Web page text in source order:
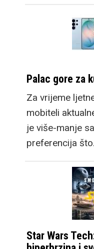
Palac gore za
Za vrijeme
mobiteli
je više-manje
preferencija
Star Wars